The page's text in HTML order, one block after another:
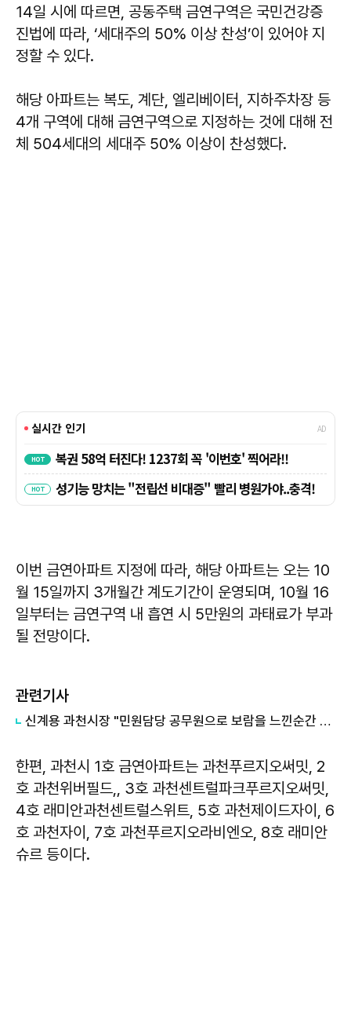
14일 시에 따르면, 공동주택 금연구역은 국민건강증
진법에 따라, ‘세대주의 50% 이상 찬성’이 있어야 지
정할 수 있다.
해당 아파트는 복도, 계단, 엘리베이터, 지하주차장 등
4개 구역에 대해 금연구역으로 지정하는 것에 대해 전
체 504세대의 세대주 50% 이상이 찬성했다.
이번 금연아파트 지정에 따라, 해당 아파트는 오는 10
월 15일까지 3개월간 계도기간이 운영되며, 10월 16
일부터는 금연구역 내 흡연 시 5만원의 과태료가 부과
될 전망이다.
관련기사
신계용 과천시장 "민원담당 공무원으로 보람을 느낀순간 이야기할 때 감동 받아"
한편, 과천시 1호 금연아파트는 과천푸르지오써밋, 2
호 과천위버필드,, 3호 과천센트럴파크푸르지오써밋,
4호 래미안과천센트럴스위트, 5호 과천제이드자이, 6
호 과천자이, 7호 과천푸르지오라비엔오, 8호 래미안
슈르 등이다.